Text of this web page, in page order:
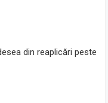
din reaplicări peste